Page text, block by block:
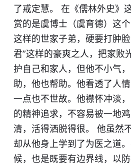
了戒定慧。 在《儒林外史》
赏的是虞博士（虞育德）这
这样的世家子弟，硬要打肿
君”这样的豪爽之人，把家败
护自己和家人，但他不小气
助，他也帮助。他看透了人
一点也不世故。他襟怀冲淡
的精神追求，不容易被一地
清，活得洒脱得很。 他虽然
却从他身上学到了为医之道
候，也是既要有边界线，以